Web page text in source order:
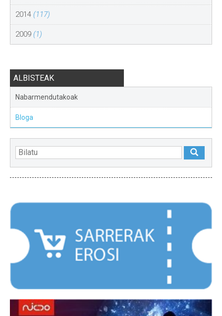
2014 (117)
2009 (1)
ALBISTEAK
Nabarmendutakoak
Bloga